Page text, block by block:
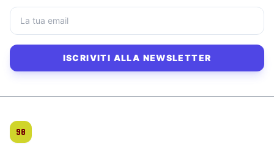
ISCRIVITI ALLA NEWSLETTER